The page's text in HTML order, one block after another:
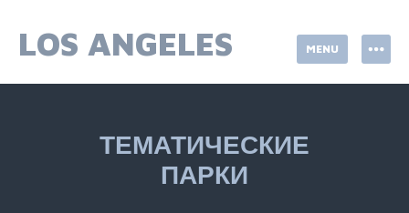
content
LOS ANGELES MENU
ТЕМАТИЧЕСКИЕ
ПАРКИ